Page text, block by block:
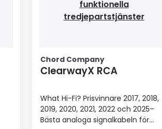
funktionella
tredjepartstjänster
Chord Company
ClearwayX RCA
What Hi-Fi? Prisvinnare 2017, 2018,
2019, 2020, 2021, 2022 och 2025–
Bästa analoga signalkabeln för